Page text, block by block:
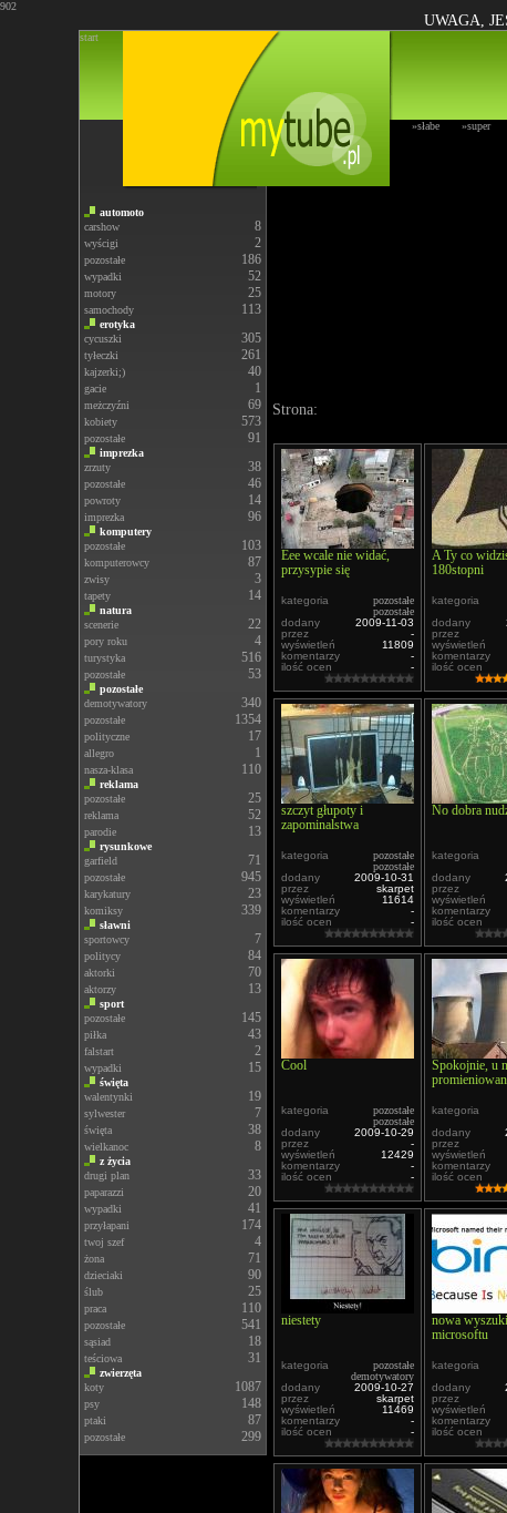
902
UWAGA,
start
»słabe »super
automoto
carshow
8
wyścigi 2
pozostałe 186
wypadki 52
motory 25
samochody 113
erotyka
cycuszki
305
tyłeczki 261
kajzerki;) 40
gacie 1
meżczyźni 69
kobiety 573
pozostałe 91
imprezka
zrzuty
38
pozostałe 46
powroty 14
imprezka 96
komputery
pozostałe
103
komputerowcy 87
zwisy 3
tapety 14
natura
scenerie
22
pory roku 4
turystyka 516
pozostałe 53
pozostałe
demotywatory
340
pozostałe 1354
polityczne 17
allegro 1
nasza-klasa 110
reklama
pozostałe
25
reklama 52
parodie 13
rysunkowe
garfield
71
pozostałe 945
karykatury 23
komiksy 339
sławni
sportowcy
7
politycy 84
aktorki 70
aktorzy 13
sport
pozostałe
145
piłka 43
falstart 2
wypadki 15
święta
walentynki
19
sylwester 7
święta 38
wielkanoc 8
z życia
drugi plan
33
paparazzi 20
wypadki 41
przyłapani 174
twoj szef 4
żona 71
dzieciaki 90
ślub 25
praca 110
pozostałe 541
sąsiad 18
teściowa 31
zwierzęta
koty
1087
psy 148
ptaki 87
pozostałe 299
Strona:
Eee wcale nie widać,
przysypie się
kategoria
pozostałe
pozostałe
dodany
2009-11-03
przez
-
wyświetleń
11809
komentarzy
-
ilość ocen
-
A Ty co
180stopni
kategoria
dodany
przez
wyświetleń
komentarzy
ilość ocen
szczyt głupoty i
zapominalstwa
kategoria
pozostałe
pozostałe
dodany
2009-10-31
przez
skarpet
wyświetleń
11614
komentarzy
-
ilość ocen
-
No dobra
kategoria
dodany
przez
wyświetleń
komentarzy
ilość ocen
Cool
kategoria
pozostałe
pozostałe
dodany
2009-10-29
przez
-
wyświetleń
12429
komentarzy
-
ilość ocen
-
Spokojnie, u
kategoria
dodany
przez
wyświetleń
komentarzy
ilość ocen
niestety
kategoria
pozostałe
demotywatory
dodany
2009-10-27
przez
skarpet
wyświetleń
11469
komentarzy
-
ilość ocen
-
nowa
microsoftu
kategoria
dodany
przez
wyświetleń
komentarzy
ilość ocen